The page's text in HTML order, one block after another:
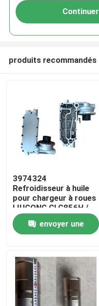
Maison
Produits
Vidéos
Continuer
produits recommandés
3974324
Refroidisseur à huile
pour chargeur à roues
LIUGONG CLG856H /
870H / 888 / 899
Moteur 6CT8.3 /
6CTA8.3 ISL9 / QSL9
envoyer une